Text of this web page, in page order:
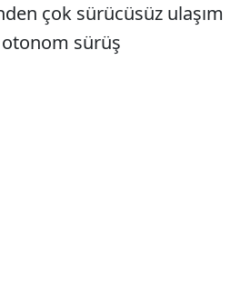
çok sürücüsüz ulaşım
otonom sürüş